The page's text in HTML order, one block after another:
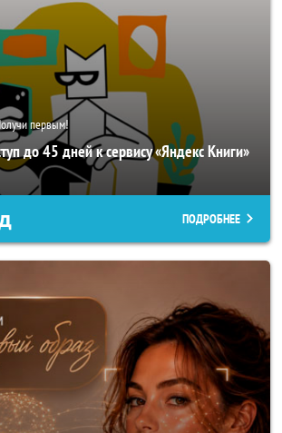
первым!
до 45 дней к сервису «Яндекс Книги»
ПОДРОБНЕЕ